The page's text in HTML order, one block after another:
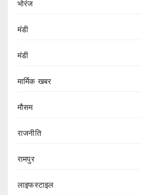
भोरंज
मंडी
मंडी
मार्मिक खबर
मौसम
राजनीति
रामपुर
लाइफस्टाइल